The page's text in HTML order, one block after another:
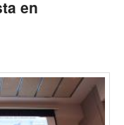
en